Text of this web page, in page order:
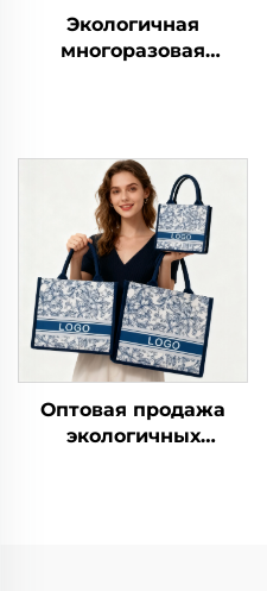
Экологичная
многоразовая
хлопковыми ручками
для хранения и
покупок с печатным
рисунком
Оптовая продажа
экологичных